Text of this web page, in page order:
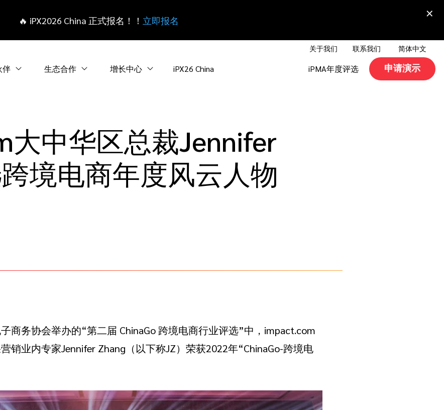
🔥 iPX2026 China 正式报名！！ 立即报名
×
关于我们 联系我们 简体中文
伴 生态合作 增长中心 iPX26 China iPMA年度评选 申请演示
大中华区总裁Jennifer
境电商年度风云人物
商务协会举办的“第二届 ChinaGo 跨境电商行业评选”中，impact.com
销业内专家Jennifer Zhang（以下称JZ）荣获2022年“ChinaGo-跨境电